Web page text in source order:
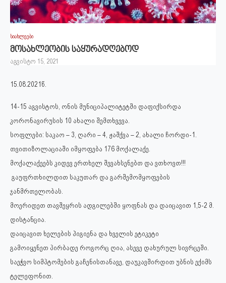
სიახლეები
მოსახლეობის საყურადღებოდ
აგვისტო 15, 2021
15.08.2021წ.
14-15 აგვისტოს, ონის მუნიციპალიტეტში დაფიქსირდა
კორონავირუსის 10 ახალი შემთხვევა.
სოფლები: საკაო – 3, ღარი – 4, ჟაშქვა – 2, ახალი ჩორდი-1.
თვითიზოლაციაში იმყოფება 176 მოქალაქე.
მოქალაქეებს კიდევ ერთხელ შევახსენებთ და ვთხოვთ!!!
გაუფრთხილდით საკუთარ და გარშემომყოფების
ჯანმრთელობას.
მოერიდეთ თავშეყრის ადგილებში ყოფნას და დაიცავით 1,5-2 მ.
დისტანცია.
დაიცავით ხელების ჰიგიენა და ხველის ეტიკეტი
გამოიყენეთ პირბადე როგორც ღია, ასევე დახურულ სივრცეში.
საეჭვო სიმპტომების გაჩენისთანავე, დაუკავშირდით უბნის ექიმს
ტელეფონით.